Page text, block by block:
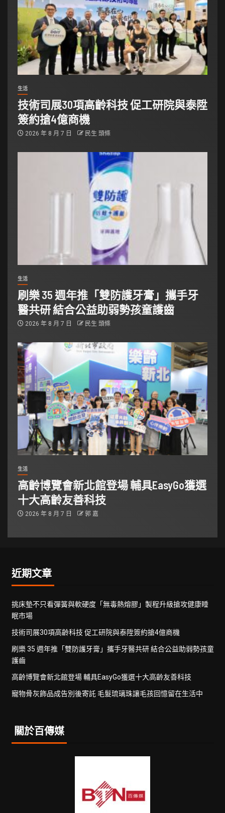
生活
技術司展30項高齡科技 促工研院與泰陞
簽約搶4億商機
2026 年 8 月 7 日 民生 頭條
生活
刷樂 35 週年推「雙防護牙膏」攜手牙
醫共研 結合公益助弱勢孩童護齒
2026 年 8 月 7 日 民生 頭條
生活
高齡博覽會新北館登場 輔具EasyGo獲選
十大高齡友善科技
2026 年 8 月 7 日 郭 嘉
近期文章
挑床墊不只看彈簧與軟硬度「無毒熱熔膠」製程升級搶攻健康睡
眠市場
技術司展30項高齡科技 促工研院與泰陞簽約搶4億商機
刷樂 35 週年推「雙防護牙膏」攜手牙醫共研 結合公益助弱勢孩童
護齒
高齡博覽會新北館登場 輔具EasyGo獲選十大高齡友善科技
寵物骨灰飾品成告別後寄託 毛髮琉璃珠讓毛孩回憶留在生活中
關於百傳媒